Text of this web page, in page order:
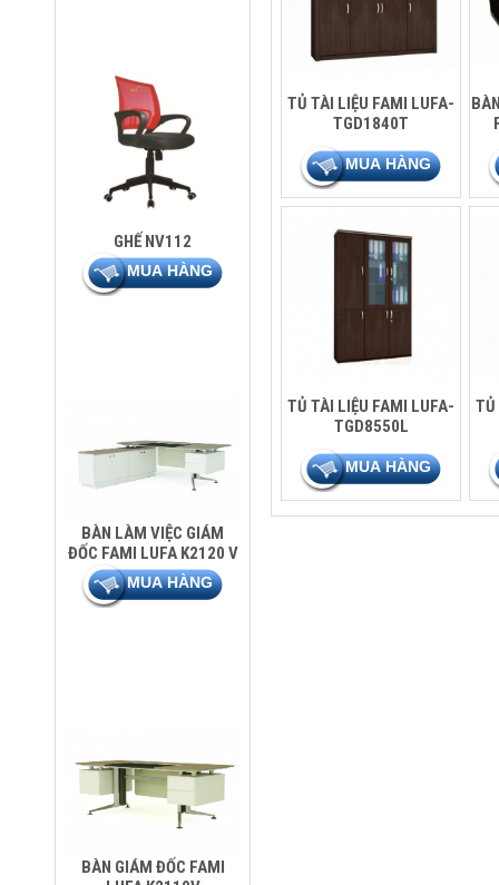
GHẾ NV112
BÀN LÀM VIỆC GIÁM
ĐỐC FAMI LUFA K2120 V
BÀN GIÁM ĐỐC FAMI
TỦ TÀI LIỆU FAMI LUFA-
TGD1840T
TỦ TÀI LIỆU FAMI LUFA-
TGD8550L
TỦ